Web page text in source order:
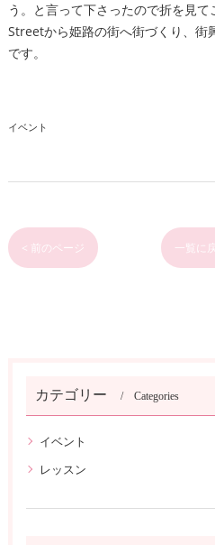
う。と言って下さったので折を見
Streetから姫路の街へ街づくり、街
です。
イベント
< 前のページ 一覧に
カテゴリー Categories
イベント
レッスン